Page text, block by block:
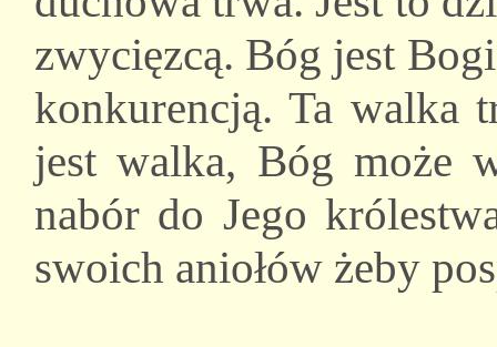
zwycięzcą. Bóg jest
konkurencją. Ta walka
jest walka, Bóg może
nabór do Jego
swoich aniołów żeby